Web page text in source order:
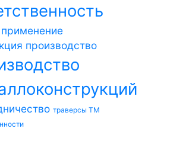
применение
производство
траверсы ТМ